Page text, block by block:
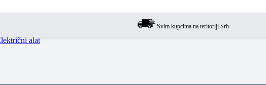
Svim kupcima na teritoriji Srbije omogućili smo
alat